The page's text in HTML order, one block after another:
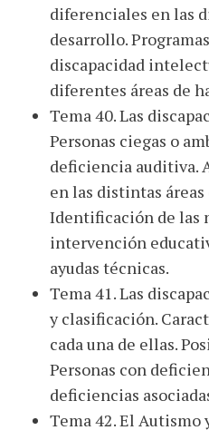
diferenciales en las
desarrollo.
discapacidad
diferentes áreas de
Tema 40. Las
Personas ciegas o
deficiencia auditiva.
en las distintas
Identificación de las
intervención
ayudas técnicas.
Tema 41. Las
y clasificación.
cada una de ellas.
Personas con
deficiencias
Tema 42. El Autismo